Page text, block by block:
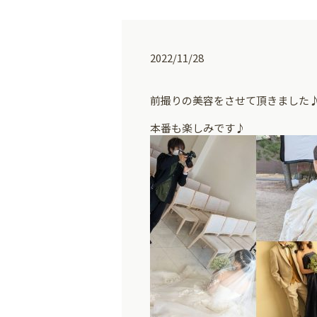
2022/11/28
前撮りの美容をさせて頂きました
本番も楽しみです♪